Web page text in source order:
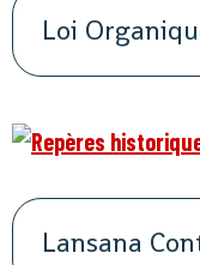
Loi
Lansana